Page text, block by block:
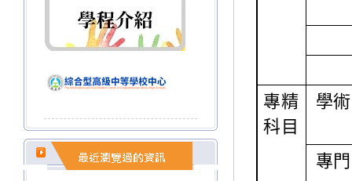
專精
科目
學術
專門